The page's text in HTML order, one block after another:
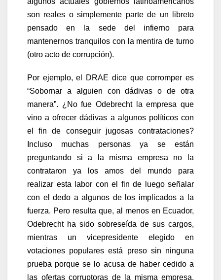
son reales o simplemente parte de un libreto
pensado en la sede del infierno para
mantenernos tranquilos con la mentira de turno
(otro acto de corrupción).
Por ejemplo, el DRAE dice que corromper es
“Sobornar a alguien con dádivas o de otra
manera”. ¿No fue Odebrecht la empresa que
vino a ofrecer dádivas a algunos políticos con
el fin de conseguir jugosas contrataciones?
Incluso muchas personas ya se están
preguntando si a la misma empresa no la
contrataron ya los amos del mundo para
realizar esta labor con el fin de luego señalar
con el dedo a algunos de los implicados a la
fuerza. Pero resulta que, al menos en Ecuador,
Odebrecht ha sido sobreseída de sus cargos,
mientras un vicepresidente elegido en
votaciones populares está preso sin ninguna
prueba porque se lo acusa de haber cedido a
las ofertas corruptoras de la misma empresa.